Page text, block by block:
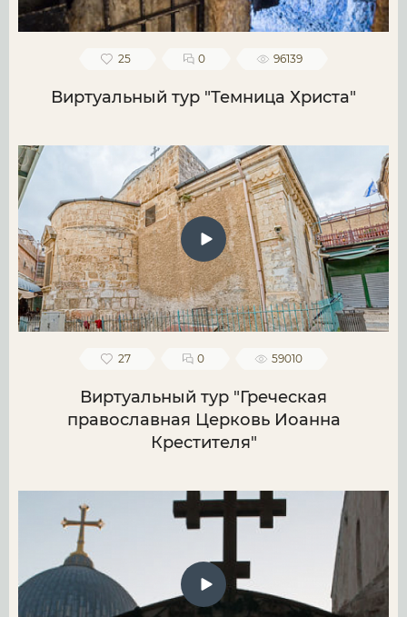
25 0 96139
Виртуальный тур "Темница Христа"
27 0 59010
Виртуальный тур "Греческая
православная Церковь Иоанна
Крестителя"